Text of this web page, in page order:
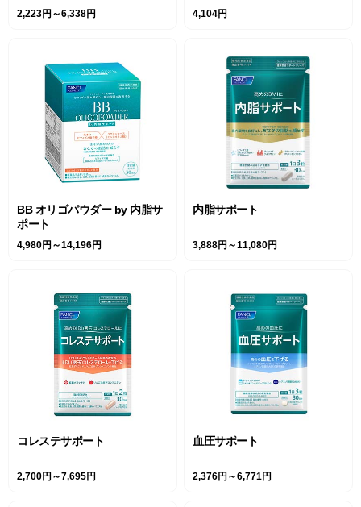
2,223円～6,338円 4,104円
BB オリゴパウダー by 内脂サ
ポート
4,980円～14,196円
内脂サポート
3,888円～11,080円
コレステサポート
2,700円～7,695円
血圧サポート
2,376円～6,771円